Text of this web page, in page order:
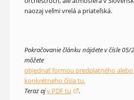
naozaj veľmi vrelá a priateľská.
Pokračovanie článku nájdete v čísle 05/
môžete
objednať formou predplatného
konkrétneho čísla tu.
(otvorí sa v novom okne)
Teraz ajv PDF tu
(otvorí sa v novom okne)
.